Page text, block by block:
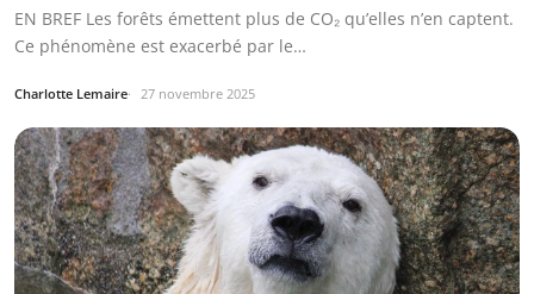
EN BREF Les forêts émettent plus de CO₂ qu’elles n’en captent.
Ce phénomène est exacerbé par le…
Charlotte Lemaire 27 novembre 2025